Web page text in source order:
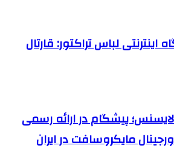
اینترنتی لباس تراکتور: قارتال
پیشگام در ارائه رسمی
مایکروسافت در ایران